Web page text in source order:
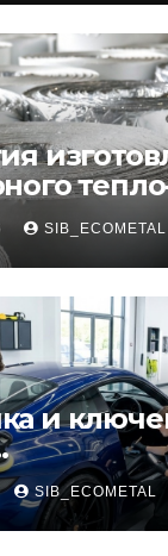
500 из
SIB_ECOMETAL
и
кузова и
SIB_ECOMETAL